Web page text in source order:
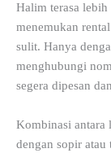
Halim terasa
menemukan
sulit. Hanya
menghubungi
segera dipesan
Kombinasi antara
dengan sopir atau